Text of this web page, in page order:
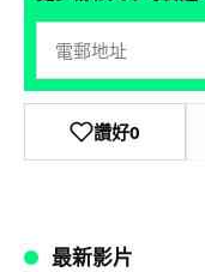
讚好0
最新影片